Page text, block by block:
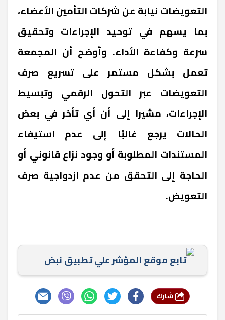
التعويضات نيابة عن شركات التأمين الأعضاء،
بما يسهم في توحيد الإجراءات وتحقيق
سرعة وكفاءة الأداء. وأوضح أن المجمعة
تعمل بشكل مستمر على تسريع صرف
التعويضات عبر التحول الرقمي وتبسيط
الإجراءات، مشيرا إلى أن أي تأخر في بعض
الحالات يرجع غالبًا إلى عدم استيفاء
المستندات المطلوبة أو وجود نزاع قانوني أو
الحاجة إلى التحقق من عدم ازدواجية صرف
التعويض.
تابع موقع المؤشر علي تطبيق نبض